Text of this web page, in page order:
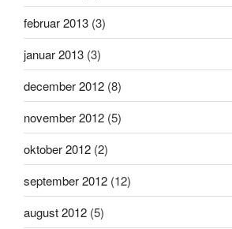
februar 2013 (3)
januar 2013 (3)
december 2012 (8)
november 2012 (5)
oktober 2012 (2)
september 2012 (12)
august 2012 (5)